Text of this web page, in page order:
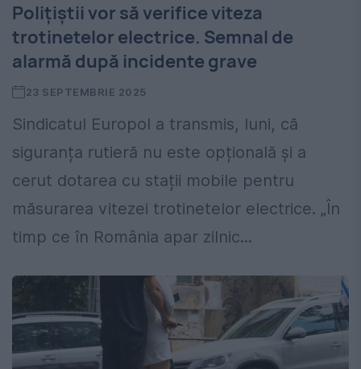
Polițiștii vor să verifice viteza
trotinetelor electrice. Semnal de
alarmă după incidente grave
23 SEPTEMBRIE 2025
Sindicatul Europol a transmis, luni, că
siguranța rutieră nu este opțională și a
cerut dotarea cu stații mobile pentru
măsurarea vitezei trotinetelor electrice. „În
timp ce în România apar zilnic...